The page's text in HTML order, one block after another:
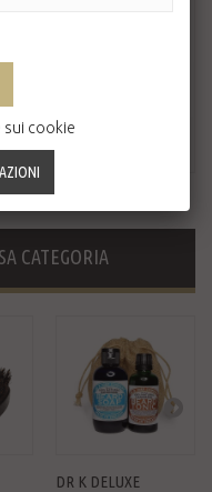
CATEGORIA
DR K DELUXE
sui cookie